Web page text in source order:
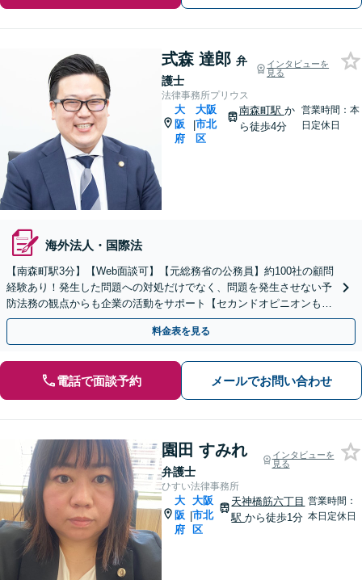
式森 達郎 弁
護士
インタビューを
見る
法律事務所プリウス
大
阪
府
|
大阪
市北
区
南森町駅 か
ら徒歩4分
営業時間：本
日定休日
海外法人・国際法
【南森町駅3分】【Web面談可】【元総務省の公務員】約100社の顧問
経験あり！発生した問題への対処だけでなく、問題を発生させない予
防法務の観点からも企業の活動をサポート【セカンドオピニオンも
可】【初回相談30分無料】【土日祝・夜間対応可】
料金表を見る
電話で面談予約 メールでお問い合わせ
園田 すみれ
弁護士
インタビューを
見る
ひすい法律事務所
大
阪
府
|
大阪
市北
区
天神橋筋六丁目
駅から徒歩1分
営業時間：
本日定休日